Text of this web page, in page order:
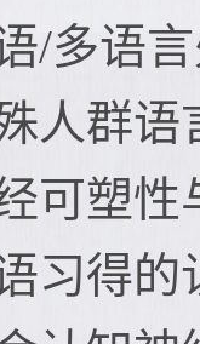
/多语
人群
可塑
习得